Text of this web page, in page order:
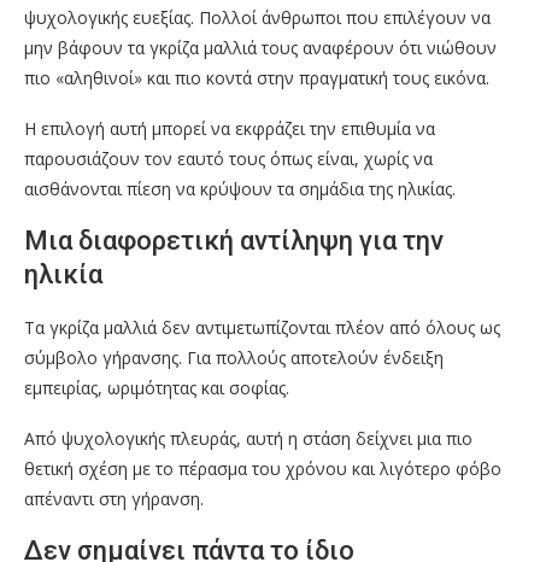
ψυχολογικής ευεξίας. Πολλοί άνθρωποι που επιλέγουν να
μην βάφουν τα γκρίζα μαλλιά τους αναφέρουν ότι νιώθουν
πιο «αληθινοί» και πιο κοντά στην πραγματική τους εικόνα.
Η επιλογή αυτή μπορεί να εκφράζει την επιθυμία να
παρουσιάζουν τον εαυτό τους όπως είναι, χωρίς να
αισθάνονται πίεση να κρύψουν τα σημάδια της ηλικίας.
Μια διαφορετική αντίληψη για την
ηλικία
Τα γκρίζα μαλλιά δεν αντιμετωπίζονται πλέον από όλους ως
σύμβολο γήρανσης. Για πολλούς αποτελούν ένδειξη
εμπειρίας, ωριμότητας και σοφίας.
Από ψυχολογικής πλευράς, αυτή η στάση δείχνει μια πιο
θετική σχέση με το πέρασμα του χρόνου και λιγότερο φόβο
απέναντι στη γήρανση.
Δεν σημαίνει πάντα το ίδιο